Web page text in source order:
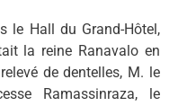
le Hall du Grand-Hôtel,
la reine Ranavalo en
de dentelles, M. le
Ramassinraza, le